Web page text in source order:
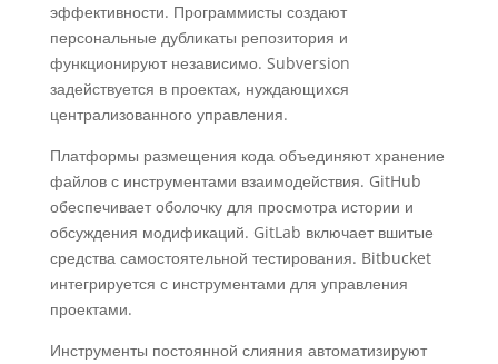
эффективности. Программисты создают
персональные дубликаты репозитория и
функционируют независимо. Subversion
задействуется в проектах, нуждающихся
централизованного управления.
Платформы размещения кода объединяют хранение
файлов с инструментами взаимодействия. GitHub
обеспечивает оболочку для просмотра истории и
обсуждения модификаций. GitLab включает вшитые
средства самостоятельной тестирования. Bitbucket
интегрируется с инструментами для управления
проектами.
Инструменты постоянной слияния автоматизируют